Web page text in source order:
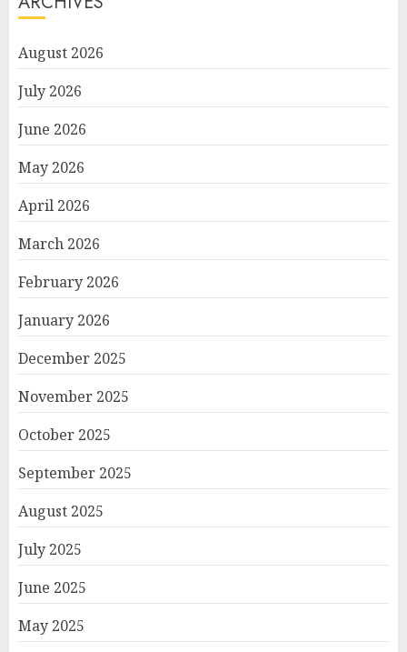
August 2026
July 2026
June 2026
May 2026
April 2026
March 2026
February 2026
January 2026
December 2025
November 2025
October 2025
September 2025
August 2025
July 2025
June 2025
May 2025